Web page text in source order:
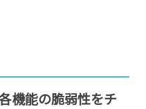
機能の脆弱性をチ